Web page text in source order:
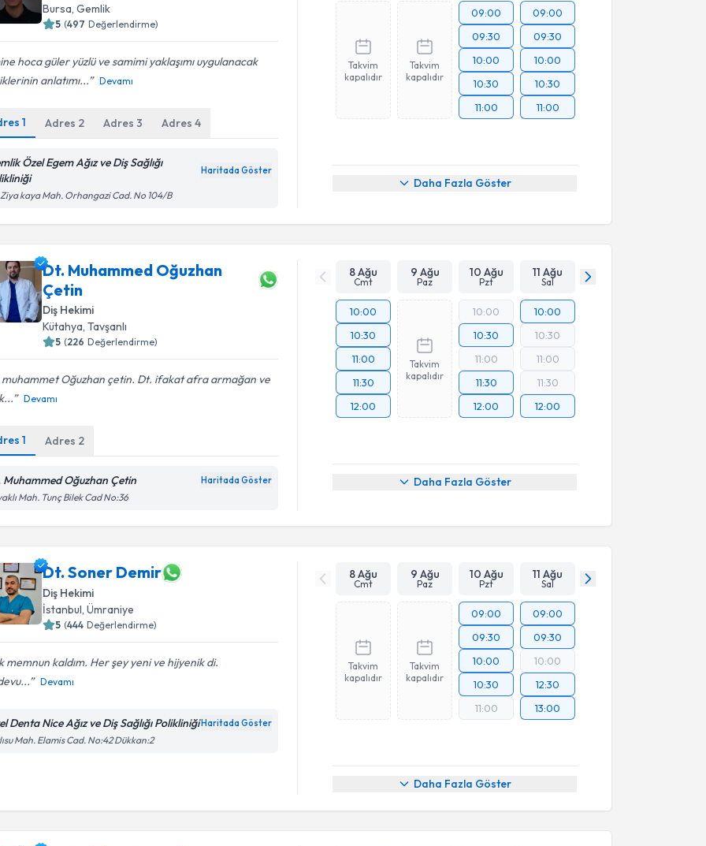
Bursa , Gemlik
5 (497 Değerlendirme)
hoca güler yüzlü ve samimi yaklaşımı uygulanacak
anlatımı...
Devamı
1 Adres 2 Adres3 Adres4
Özel Egem Ağız ve Diş Sağlığı
Haritada Göster
kaya Mah. Orhangazi Cad. No 104/B
Takvim
kapalıdır
Takvim
kapalıdır
09:00
09:30
10:00
10:30
11:00
09:00
09:30
10:00
10:30
11:00
Daha Fazla Göster
Dt. Muhammed Oğuzhan
Çetin
Diş Hekimi
Kütahya , Tavşanlı
5 (226 Değerlendirme)
Oğuzhan çetin. Dt. ifakat afra armağan ve
Devamı
1 Adres 2
Muhammed Oğuzhan Çetin Haritada Göster
Mah. Tunç Bilek Cad No:36
8 Ağu
Cmt
9 Ağu
Paz
10 Ağu
Pzt
11 Ağu
Sal
10:00
10:30
11:00
11:30
12:00
Takvim
kapalıdır
10:00
10:30
11:00
11:30
12:00
10:00
10:30
11:00
11:30
12:00
Daha Fazla Göster
Dt. Soner Demir
Diş Hekimi
İstanbul , Ümraniye
5 (444 Değerlendirme)
memnun kaldım. Her şey yeni ve hijyenik di.
Devamı
Denta Nice Ağız ve Diş Sağlığı PolikliniğiHaritada Göster
Mah. Elamis Cad. No:42 Dükkan:2
8 Ağu
Cmt
9 Ağu
Paz
10 Ağu
Pzt
11 Ağu
Sal
Takvim
kapalıdır
Takvim
kapalıdır
09:00
09:30
10:00
10:30
11:00
09:00
09:30
10:00
12:30
13:00
Daha Fazla Göster